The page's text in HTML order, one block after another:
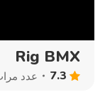
Rig BMX
7.3 عدد مرات